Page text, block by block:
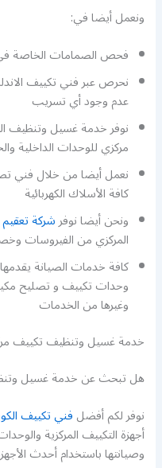
ونعمل أيضا في:
فحص الصمامات الخاصة في
نحرص عبر فني تكييف
عدم وجود أي تسريب
نوفر خدمة غسيل وتنظيف
مركزي للوحدات الداخلية
نعمل أيضا من خلال فني
كافة الأسلاك الكهربائية
ونحن أيضا نوفرشركة
المركزي من الفيروسات
كافة خدمات الصيانة
وحدات تكييف و تصليح
وغيرها من الخدمات
خدمة غسيل وتنظيف تكييف
هل تبحث عن خدمة غسيل
نوفر لكم أفضلفني تكييف
أجهزة التكييف المركزية
وصيانتها باستخدام أحدث